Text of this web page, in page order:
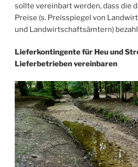
sollte vereinbart werden, dass die
Preise (s. Preisspiegel von
und Landwirtschaftsämtern)
Lieferkontingente für Heu und
Lieferbetrieben vereinbaren